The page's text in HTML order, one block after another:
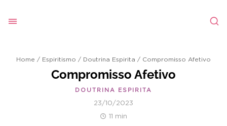
Home / Espiritismo / Doutrina Espirita / Compromisso Afetivo
Compromisso Afetivo
DOUTRINA ESPIRITA
23/10/2023
11 min